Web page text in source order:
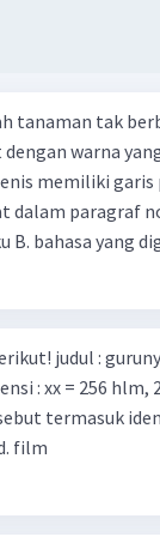
perlu
kesehatan dunia
diri dan
yang mulai
bagi
tanaman tak
warna
memiliki
paragraf non
B. bahasa yang
chatif penerbit :
film